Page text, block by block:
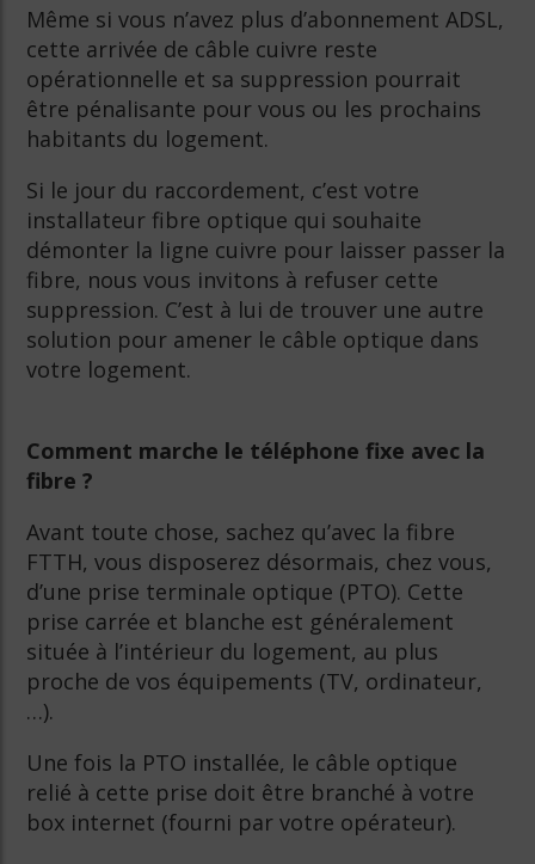
Même si vous n’avez plus d’abonnement ADSL,
cette arrivée de câble cuivre reste
opérationnelle et sa suppression pourrait
être pénalisante pour vous ou les prochains
habitants du logement.
Si le jour du raccordement, c’est votre
installateur fibre optique qui souhaite
démonter la ligne cuivre pour laisser passer la
fibre, nous vous invitons à refuser cette
suppression. C’est à lui de trouver une autre
solution pour amener le câble optique dans
votre logement.
Comment marche le téléphone fixe avec la
fibre ?
Avant toute chose, sachez qu’avec la fibre
FTTH, vous disposerez désormais, chez vous,
d’une prise terminale optique (PTO). Cette
prise carrée et blanche est généralement
située à l’intérieur du logement, au plus
proche de vos équipements (TV, ordinateur,
…).
Une fois la PTO installée, le câble optique
relié à cette prise doit être branché à votre
box internet (fourni par votre opérateur).